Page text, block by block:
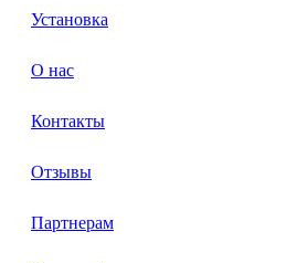
Установка
О нас
Контакты
Отзывы
Партнерам